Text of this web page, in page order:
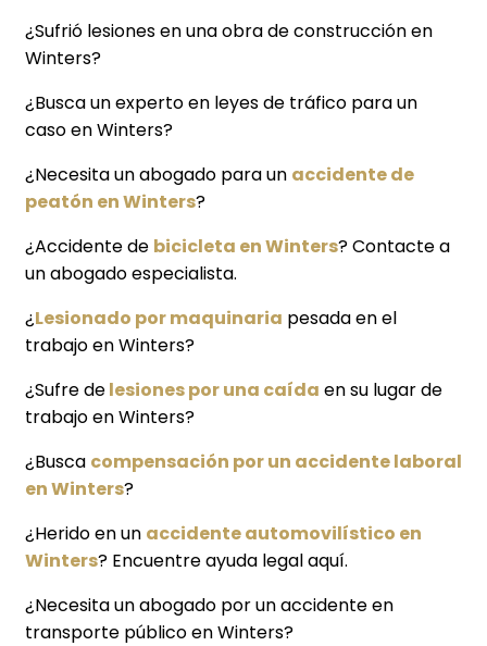
¿Sufrió lesiones en una obra de construcción en
Winters?
¿Busca un experto en leyes de tráfico para un
caso en Winters?
¿Necesita un abogado para un accidente de
peatón en Winters?
¿Accidente de bicicleta en Winters? Contacte a
un abogado especialista.
¿Lesionado por maquinaria pesada en el
trabajo en Winters?
¿Sufre delesiones por una caída en su lugar de
trabajo en Winters?
¿Busca compensación por un accidente laboral
en Winters?
¿Herido en un accidente automovilístico en
Winters? Encuentre ayuda legal aquí.
¿Necesita un abogado por un accidente en
transporte público en Winters?